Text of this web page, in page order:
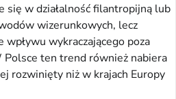
w działalność filantropijną lub
wizerunkowych, lecz
wykraczającego poza
ten trend również nabiera
rozwinięty niż w krajach Europy